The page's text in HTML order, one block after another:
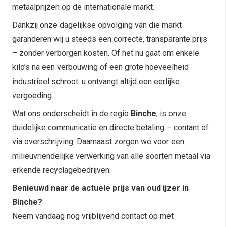
metaalprijzen op de internationale markt.
Dankzij onze dagelijkse opvolging van die markt
garanderen wij u steeds een correcte, transparante prijs
– zonder verborgen kosten. Of het nu gaat om enkele
kilo’s na een verbouwing of een grote hoeveelheid
industrieel schroot: u ontvangt altijd een eerlijke
vergoeding.
Wat ons onderscheidt in de regio Binche, is onze
duidelijke communicatie en directe betaling – contant of
via overschrijving. Daarnaast zorgen we voor een
milieuvriendelijke verwerking van alle soorten metaal via
erkende recyclagebedrijven.
Benieuwd naar de actuele prijs van oud ijzer in
Binche?
Neem vandaag nog vrijblijvend contact op met